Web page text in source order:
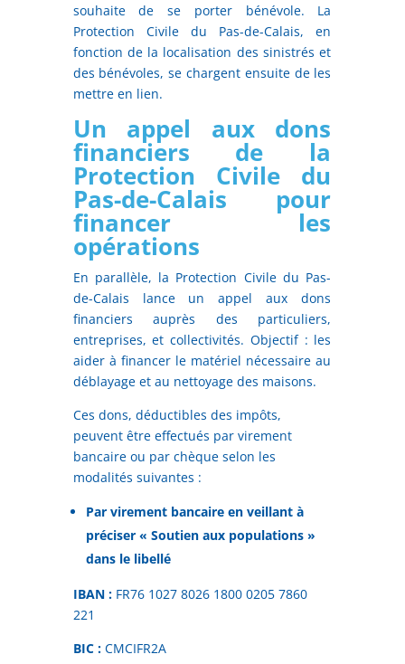
souhaite de se porter bénévole. La
Protection Civile du Pas-de-Calais, en
fonction de la localisation des sinistrés et
des bénévoles, se chargent ensuite de les
mettre en lien.
Un appel aux dons
financiers de la
Protection Civile du
Pas-de-Calais pour
financer les
opérations
En parallèle, la Protection Civile du Pas-
de-Calais lance un appel aux dons
financiers auprès des particuliers,
entreprises, et collectivités. Objectif : les
aider à financer le matériel nécessaire au
déblayage et au nettoyage des maisons.
Ces dons, déductibles des impôts,
peuvent être effectués par virement
bancaire ou par chèque selon les
modalités suivantes :
Par virement bancaire en veillant à
préciser « Soutien aux populations »
dans le libellé
IBAN : FR76 1027 8026 1800 0205 7860
221
BIC :CMCIFR2A